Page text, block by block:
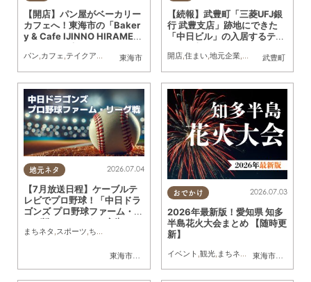
東海市
【開店】パン屋がベーカリー
カフェへ！東海市の「Baker
y & Cafe IJINNO HIRAMEK
パン,カフェ,テイクアウト 開店,専門店 まちネタ 武豊町
【続報】武豊町「三菱UFJ銀
行 武豊支店」跡地にできた
「中日ビル」の入居するテナ
開店,住まい,地元企業,まちネタ,家族
地元ネタ
東海市
, 大府市 知多市,東浦町,常滑市,武豊町,美浜町
2026.07.04
【7月放送日程】ケーブルテ
レビでプロ野球！「中日ドラ
ゴンズ プロ野球ファーム・リ
ーグ戦」／ちたまる広告
まちネタ スポーツ ちたまる広告
おでかけ
東海市大府市
2026.07.03
2026年最新版！愛知県 知多
半島花火大会まとめ 【随時更
新】
イベント ,観光, まちネタ 季節ネタ